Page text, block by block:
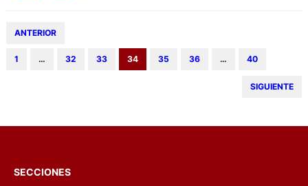
ANTERIOR
1 … 32 33 34 35 36 … 40
SIGUIENTE
SECCIONES